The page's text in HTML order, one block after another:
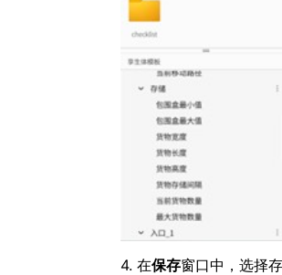
4. 在保存窗口中，选择